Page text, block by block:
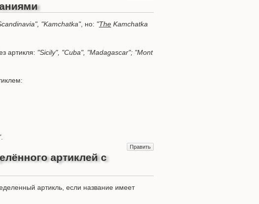
"Kamchatka", но: "The Kamchatka
артикля: "Sicily", "Cuba", "Madagascar"; "Mont
.
Править
артиклей с
артикль, если название имеет